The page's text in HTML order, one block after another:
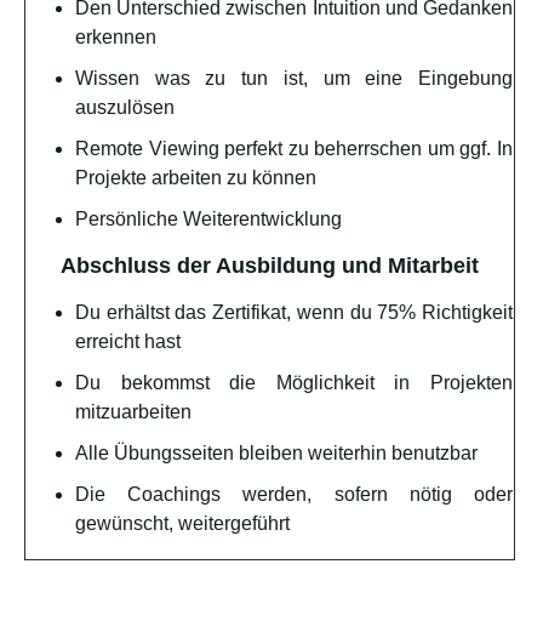
Den Unterschied zwischen Intuition und Gedanken
erkennen
Wissen was zu tun ist, um eine Eingebung
auszulösen
Remote Viewing perfekt zu beherrschen um ggf. In
Projekte arbeiten zu können
Persönliche Weiterentwicklung
Abschluss der Ausbildung und Mitarbeit
Du erhältst das Zertifikat, wenn du 75% Richtigkeit
erreicht hast
Du bekommst die Möglichkeit in Projekten
mitzuarbeiten
Alle Übungsseiten bleiben weiterhin benutzbar
Die Coachings werden, sofern nötig oder
gewünscht, weitergeführt